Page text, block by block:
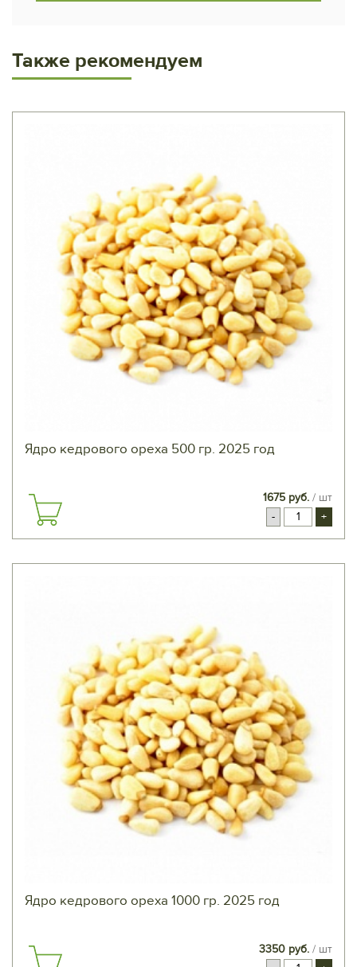
Также рекомендуем
Ядро кедрового ореха 500 гр. 2025 год
1675 руб. / шт
-
+
Ядро кедрового ореха 1000 гр. 2025 год
3350 руб. / шт